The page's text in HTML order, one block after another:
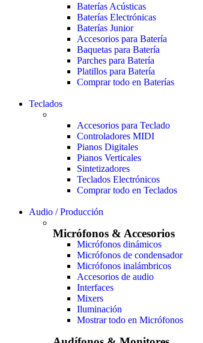
Baterías Acústicas
Baterías Electrónicas
Baterías Junior
Accesorios para Batería
Baquetas para Batería
Parches para Batería
Platillos para Batería
Comprar todo en Baterías
Teclados
Accesorios para Teclado
Controladores MIDI
Pianos Digitales
Pianos Verticales
Sintetizadores
Teclados Electrónicos
Comprar todo en Teclados
Audio / Producción
Micrófonos & Accesorios
Micrófonos dinámicos
Micrófonos de condensador
Micrófonos inalámbricos
Accesorios de audio
Interfaces
Mixers
Iluminación
Mostrar todo en Micrófonos